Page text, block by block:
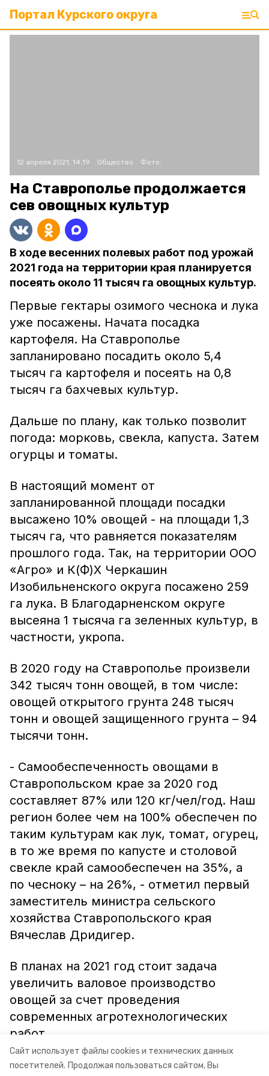
Сайт использует файлы cookies и технических данных
посетителей. Продолжая пользоваться сайтом, Вы
Портал Курского округа
12 апреля 2021, 14:19 Общество Фото:
На Ставрополье продолжается
сев овощных культур
В ходе весенних полевых работ под урожай
2021 года на территории края планируется
посеять около 11 тысяч га овощных культур.
Первые гектары озимого чеснока и лука
уже посажены. Начата посадка
картофеля. На Ставрополье
запланировано посадить около 5,4
тысяч га картофеля и посеять на 0,8
тысяч га бахчевых культур.
Дальше по плану, как только позволит
погода: морковь, свекла, капуста. Затем
огурцы и томаты.
В настоящий момент от
запланированной площади посадки
высажено 10% овощей - на площади 1,3
тысяч га, что равняется показателям
прошлого года. Так, на территории ООО
«Агро» и К(Ф)Х Черкашин
Изобильненского округа посажено 259
га лука. В Благодарненском округе
высеяна 1 тысяча га зеленных культур, в
частности, укропа.
В 2020 году на Ставрополье произвели
342 тысяч тонн овощей, в том числе:
овощей открытого грунта 248 тысяч
тонн и овощей защищенного грунта – 94
тысячи тонн.
- Самообеспеченность овощами в
Ставропольском крае за 2020 год
составляет 87% или 120 кг/чел/год. Наш
регион более чем на 100% обеспечен по
таким культурам как лук, томат, огурец,
в то же время по капусте и столовой
свекле край самообеспечен на 35%, а
по чесноку – на 26%, - отметил первый
заместитель министра сельского
хозяйства Ставропольского края
Вячеслав Дридигер.
В планах на 2021 год стоит задача
увеличить валовое производство
овощей за счет проведения
современных агротехнологических
работ.
Информация: минсельхоз СК